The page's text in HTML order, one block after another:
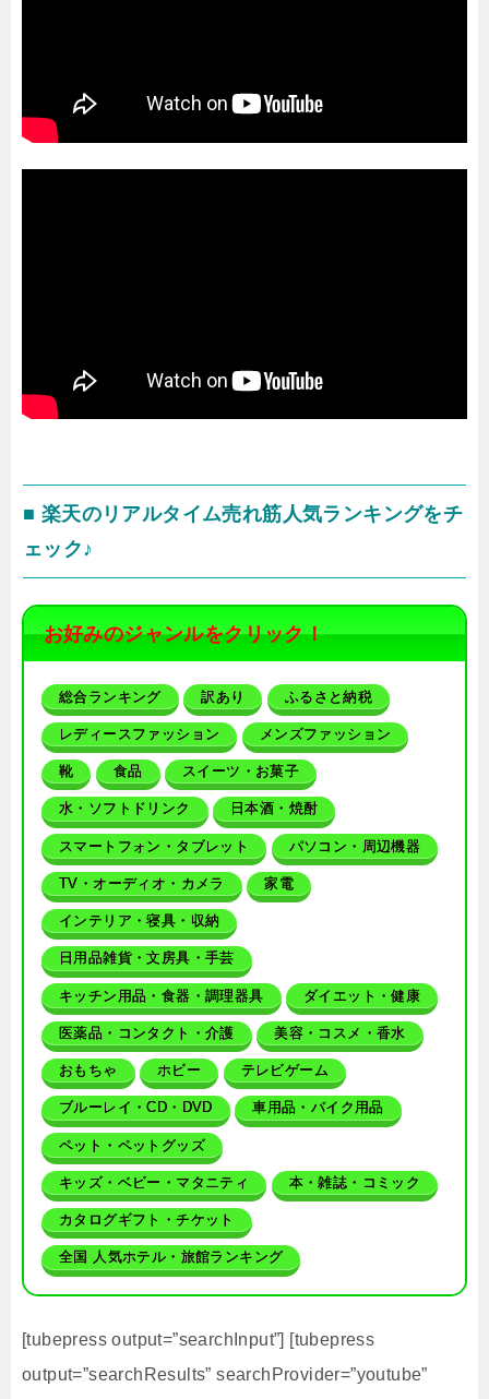
■ 楽天のリアルタイム売れ筋人気ランキングをチ
ェック♪
お好みのジャンルをクリック！
総合ランキング 訳あり ふるさと納税
レディースファッション メンズファッション
靴 食品 スイーツ・お菓子
水・ソフトドリンク 日本酒・焼酎
スマートフォン・タブレット パソコン・周辺機器
TV・オーディオ・カメラ 家電
インテリア・寝具・収納
日用品雑貨・文房具・手芸
キッチン用品・食器・調理器具 ダイエット・健康
医薬品・コンタクト・介護 美容・コスメ・香水
おもちゃ ホビー テレビゲーム
ブルーレイ・CD・DVD 車用品・バイク用品
ペット・ペットグッズ
キッズ・ベビー・マタニティ 本・雑誌・コミック
カタログギフト・チケット
全国 人気ホテル・旅館ランキング
[tubepress output=”searchInput”] [tubepress
output=”searchResults” searchProvider=”youtube”